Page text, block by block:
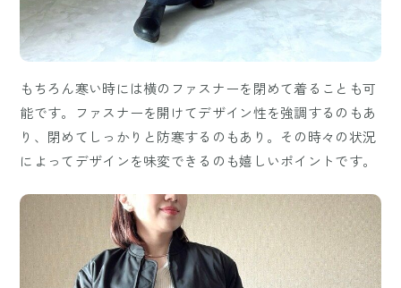
もちろん寒い時には横のファスナーを閉めて着ることも可
能です。ファスナーを開けてデザイン性を強調するのもあ
り、閉めてしっかりと防寒するのもあり。その時々の状況
によってデザインを味変できるのも嬉しいポイントです。